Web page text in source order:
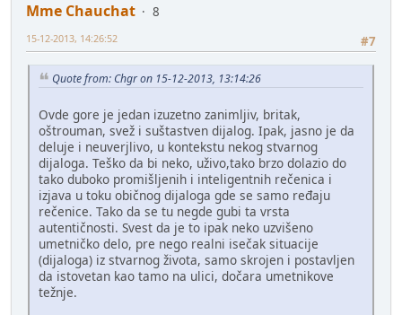
Mme Chauchat
8
#7
15-12-2013, 14:26:52
Quote from: Chgr on 15-12-2013, 13:14:26
Ovde gore je jedan izuzetno zanimljiv, britak,
oštrouman, svež i suštastven dijalog. Ipak, jasno je da
deluje i neuverjlivo, u kontekstu nekog stvarnog
dijaloga. Teško da bi neko, uživo,tako brzo dolazio do
tako duboko promišljenih i inteligentnih rečenica i
izjava u toku običnog dijaloga gde se samo ređaju
rečenice. Tako da se tu negde gubi ta vrsta
autentičnosti. Svest da je to ipak neko uzvišeno
umetničko delo, pre nego realni isečak situacije
(dijaloga) iz stvarnog života, samo skrojen i postavljen
da istovetan kao tamo na ulici, dočara umetnikove
težnje.